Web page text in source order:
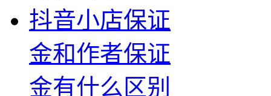
抖音小店保证
金和作者保证
金有什么区别